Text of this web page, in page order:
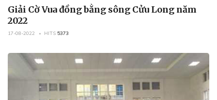
Giải Cờ Vua đồng bằng sông Cửu Long năm
2022
17-08-2022 HITS 5373